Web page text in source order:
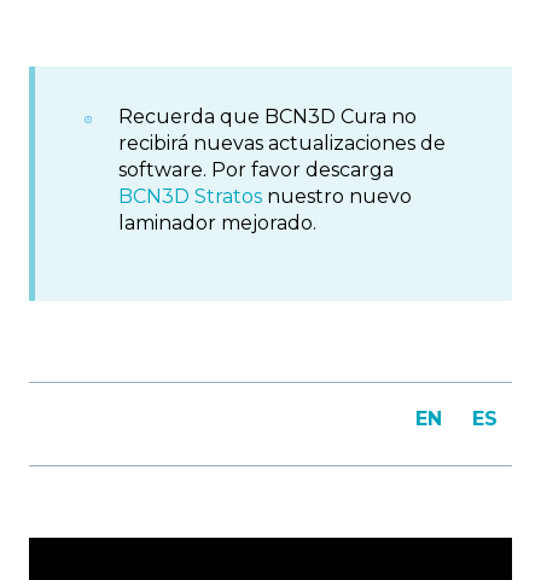
Recuerda que BCN3D Cura no
recibirá nuevas actualizaciones de
software. Por favor descarga
BCN3D Stratos nuestro nuevo
laminador mejorado.
EN ES